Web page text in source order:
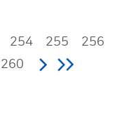
254 255
256
260